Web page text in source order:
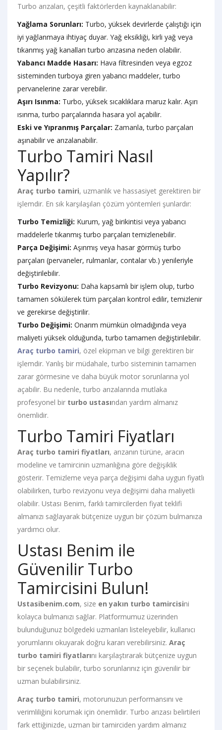
Turbo arızaları, çeşitli faktörlerden kaynaklanabilir:
Yağlama Sorunları: Turbo, yüksek devirlerde çalıştığı için
iyi yağlanmaya ihtiyaç duyar. Yağ eksikliği, kirli yağ veya
tıkanmış yağ kanalları turbo arızasına neden olabilir.
Yabancı Madde Hasarı: Hava filtresinden veya egzoz
sisteminden turboya giren yabancı maddeler, turbo
pervanelerine zarar verebilir.
Aşırı Isınma: Turbo, yüksek sıcaklıklara maruz kalır. Aşırı
ısınma, turbo parçalarında hasara yol açabilir.
Eski ve Yıpranmış Parçalar: Zamanla, turbo parçaları
aşınabilir ve arızalanabilir.
Turbo Tamiri Nasıl
Yapılır?
Araç turbo tamiri, uzmanlık ve hassasiyet gerektiren bir
işlemdir. En sık karşılaşılan çözüm yöntemleri şunlardır:
Turbo Temizliği: Kurum, yağ birikintisi veya yabancı
maddelerle tıkanmış turbo parçaları temizlenebilir.
Parça Değişimi: Aşınmış veya hasar görmüş turbo
parçaları (pervaneler, rulmanlar, contalar vb.) yenileriyle
değiştirilebilir.
Turbo Revizyonu: Daha kapsamlı bir işlem olup, turbo
tamamen sökülerek tüm parçaları kontrol edilir, temizlenir
ve gerekirse değiştirilir.
Turbo Değişimi: Onarım mümkün olmadığında veya
maliyeti yüksek olduğunda, turbo tamamen değiştirilebilir.
Araç turbo tamiri, özel ekipman ve bilgi gerektiren bir
işlemdir. Yanlış bir müdahale, turbo sisteminin tamamen
zarar görmesine ve daha büyük motor sorunlarına yol
açabilir. Bu nedenle, turbo arızalarında mutlaka
profesyonel bir turbo ustasından yardım almanız
önemlidir.
Turbo Tamiri Fiyatları
Araç turbo tamiri fiyatları, arızanın türüne, aracın
modeline ve tamircinin uzmanlığına göre değişiklik
gösterir. Temizleme veya parça değişimi daha uygun fiyatlı
olabilirken, turbo revizyonu veya değişimi daha maliyetli
olabilir. Ustası Benim, farklı tamircilerden fiyat teklifi
almanızı sağlayarak bütçenize uygun bir çözüm bulmanıza
yardımcı olur.
Ustası Benim ile
Güvenilir Turbo
Tamircisini Bulun!
Ustasibenim.com, size en yakın turbo tamircisini
kolayca bulmanızı sağlar. Platformumuz üzerinden
bulunduğunuz bölgedeki uzmanları listeleyebilir, kullanıcı
yorumlarını okuyarak doğru kararı verebilirsiniz. Araç
turbo tamiri fiyatlarını karşılaştırarak bütçenize uygun
bir seçenek bulabilir, turbo sorunlarınız için güvenilir bir
uzman bulabilirsiniz.
Araç turbo tamiri, motorunuzun performansını ve
verimliliğini korumak için önemlidir. Turbo arızası belirtileri
fark ettiğinizde, uzman bir tamirciden yardım almanız